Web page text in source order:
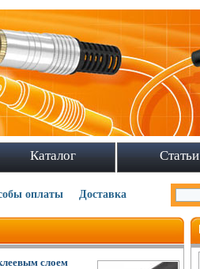
Каталог Статьи
оплаты Доставка
слоем